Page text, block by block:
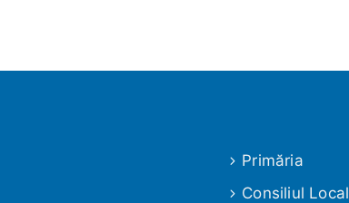
Primăria
Consiliul Local